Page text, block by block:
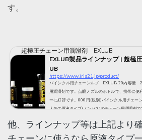
す。
超極圧チェーン用潤滑剤 EXLUB
EXLUB製品ラインナップ | 超極
UB
https://www.iris21.jp/product/
バイシクル用チェーンルブ EXLUB-20内容量
用潤滑剤です。点眼ノズルのボトルで、携帯に
ーに好評です。800円(税別)バイシクル用チェ
人気の原液タイプ(ノンガス)のチェーン用潤滑剤
量
他、ラインナップ等は上記より